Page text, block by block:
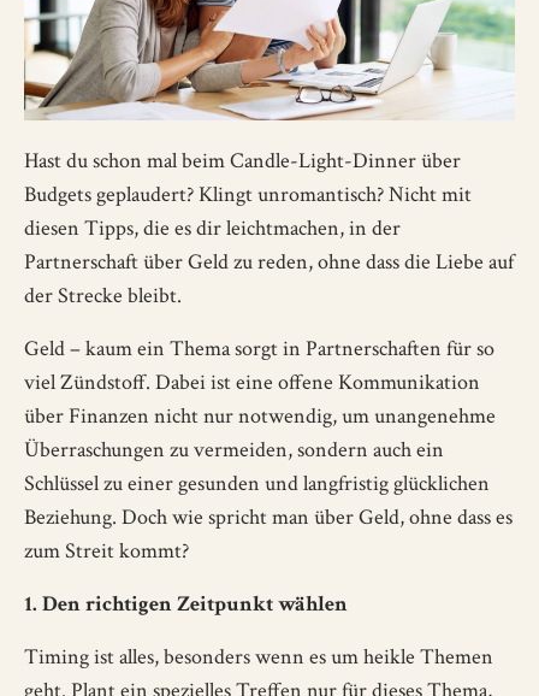
Hast du schon mal beim Candle-Light-Dinner über
Budgets geplaudert? Klingt unromantisch? Nicht mit
diesen Tipps, die es dir leichtmachen, in der
Partnerschaft über Geld zu reden, ohne dass die Liebe auf
der Strecke bleibt.
Geld – kaum ein Thema sorgt in Partnerschaften für so
viel Zündstoff. Dabei ist eine offene Kommunikation
über Finanzen nicht nur notwendig, um unangenehme
Überraschungen zu vermeiden, sondern auch ein
Schlüssel zu einer gesunden und langfristig glücklichen
Beziehung. Doch wie spricht man über Geld, ohne dass es
zum Streit kommt?
1. Den richtigen Zeitpunkt wählen
Timing ist alles, besonders wenn es um heikle Themen